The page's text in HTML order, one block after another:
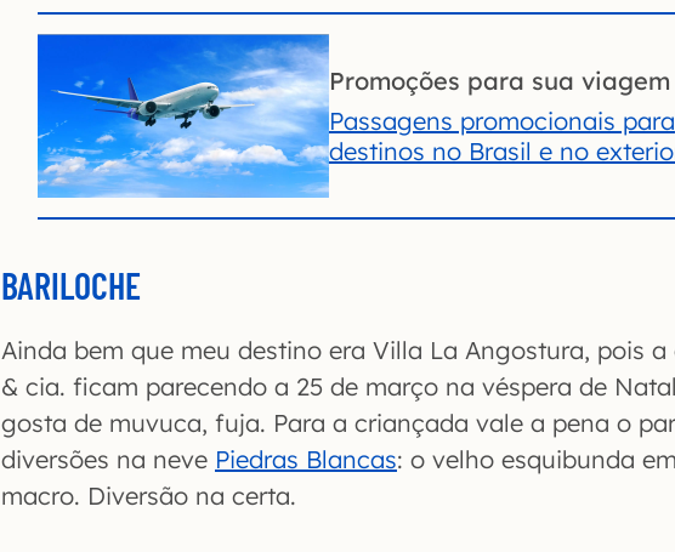
Promoções para sua viagem
Passagens promocionais para
destinos no Brasil e no
BARILOCHE
Ainda bem que meu destino era Villa La Angostura, pois
& cia. ficam parecendo a 25 de março na véspera de
gosta de muvuca, fuja. Para a criançada vale a pena o
diversões na neve Piedras Blancas: o velho esquibunda
macro. Diversão na certa.